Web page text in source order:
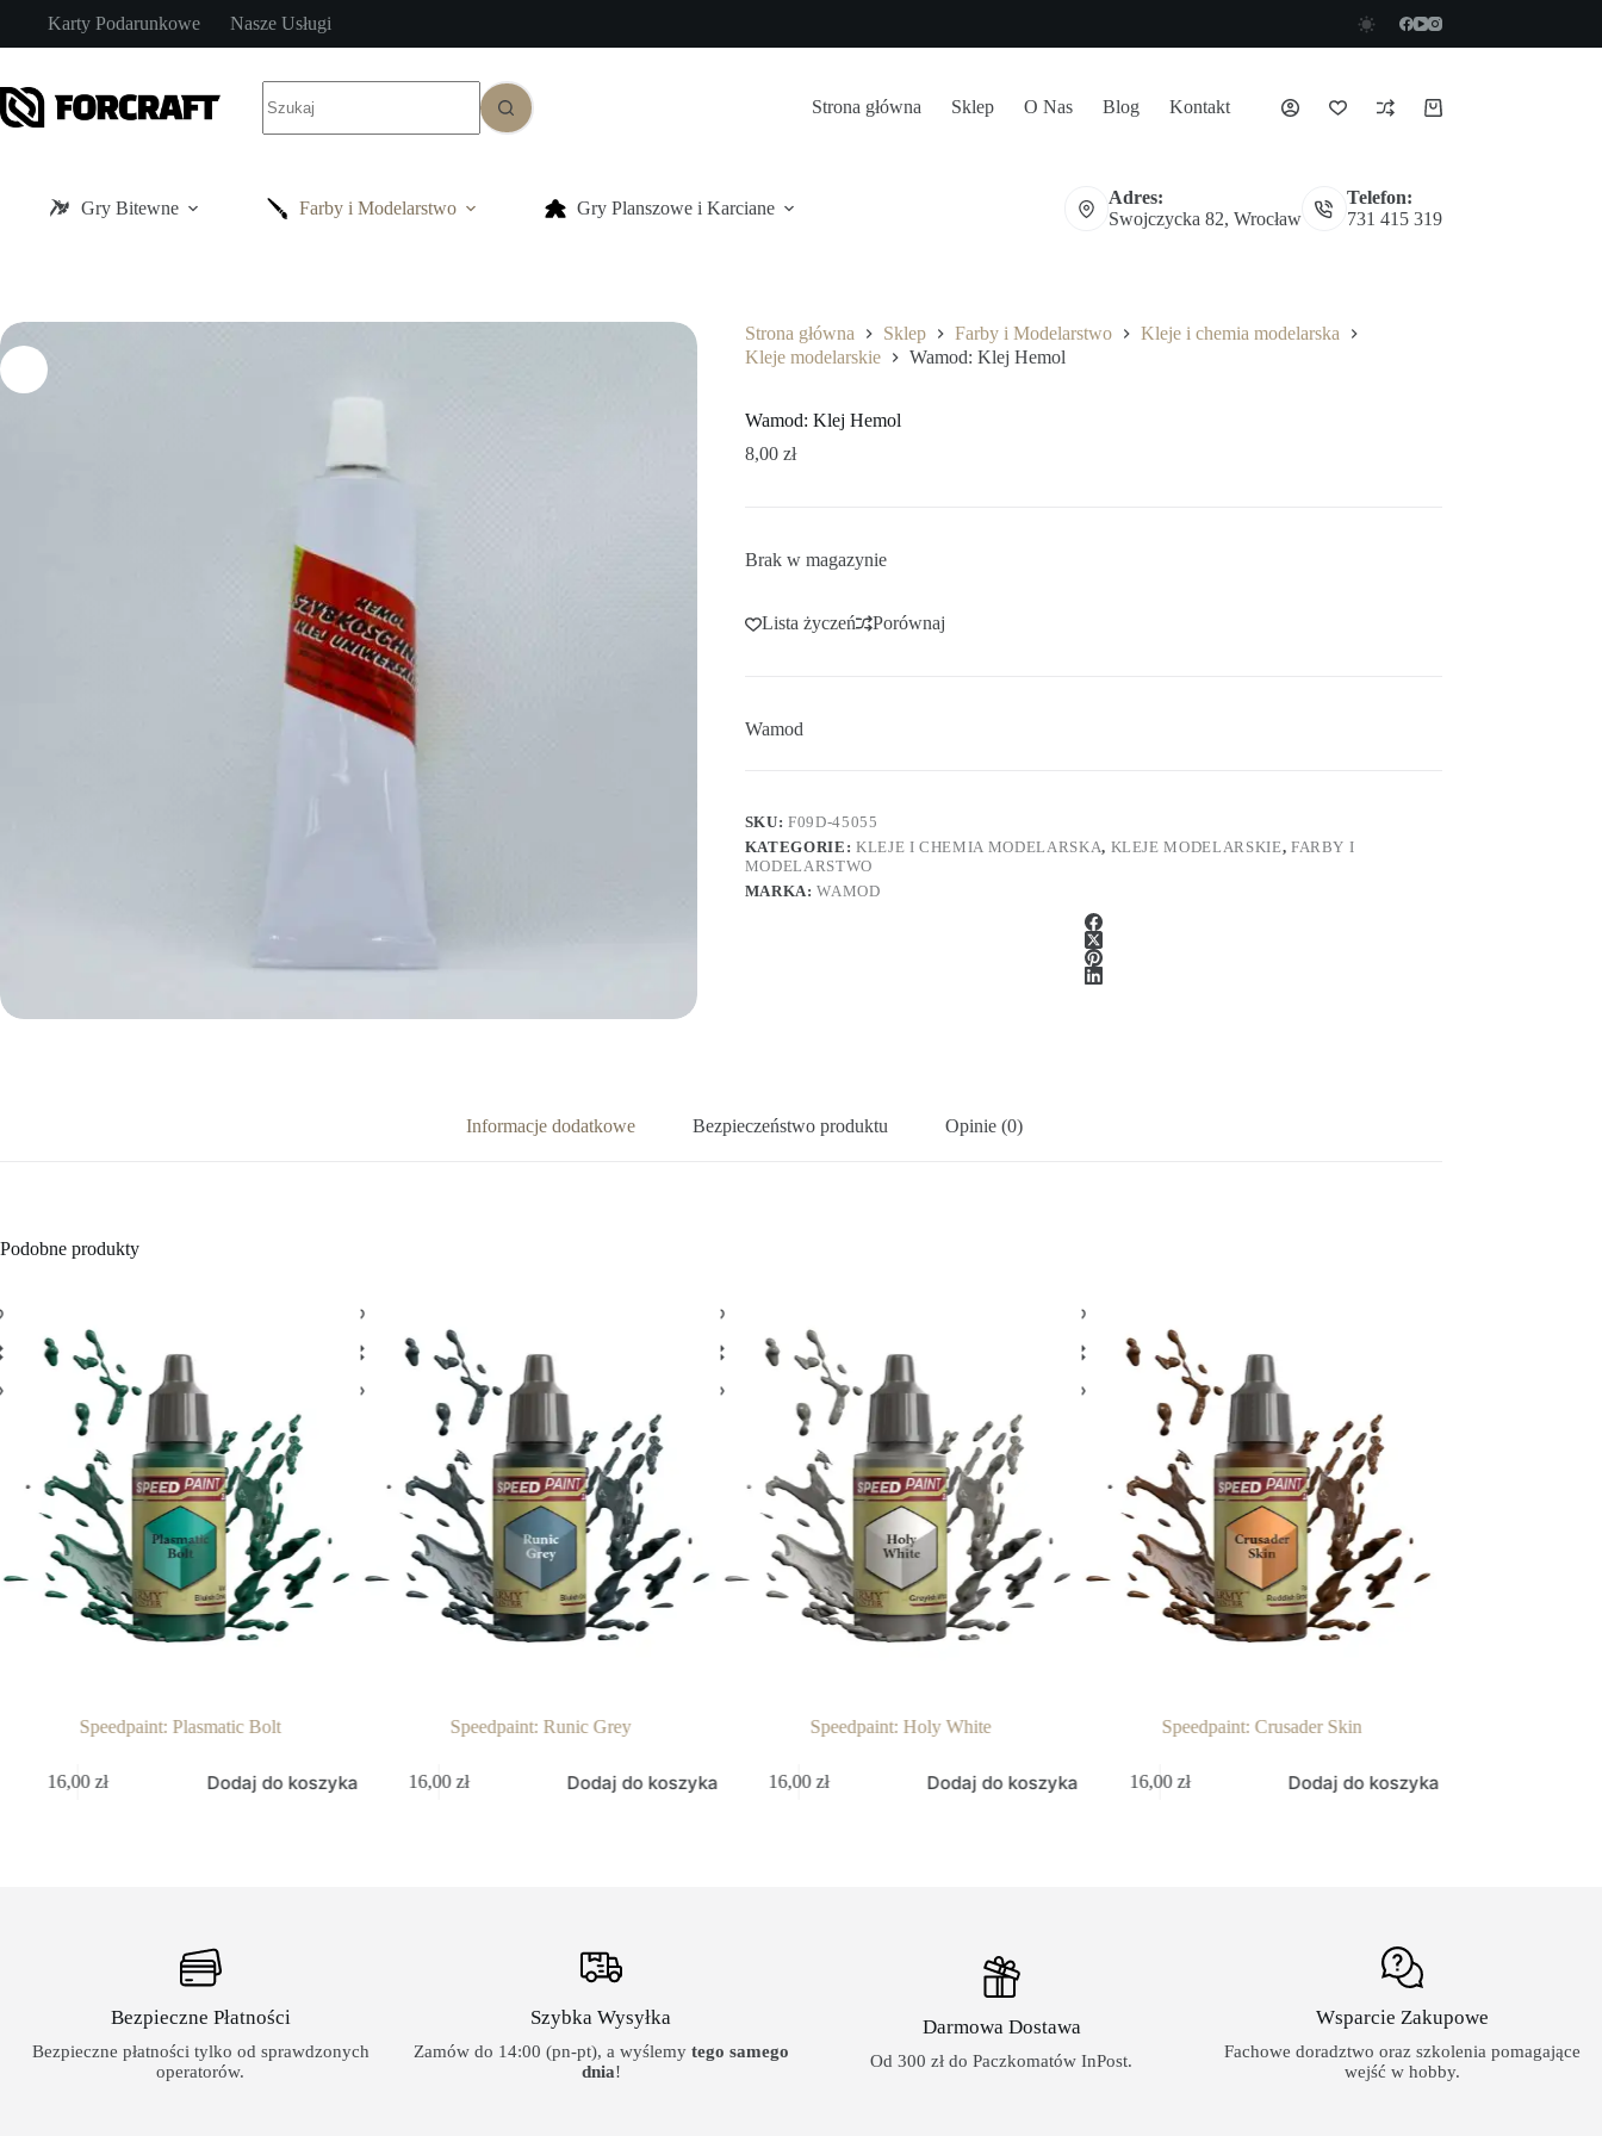
treści
Karty Podarunkowe Nasze Usługi
wyników
Strona główna Sklep O Nas Blog Kontakt Koszyk
Gry Bitewne Farby i Modelarstwo Gry Planszowe i Karciane
Adres:
Swojczycka 82, Wrocław
Telefon:
731 415 319
Strona główna Sklep Farby i Modelarstwo
Kleje i chemia modelarska
Kleje modelarskie
Wamod: Klej Hemol
Wamod: Klej Hemol
8,00 zł
Brak w magazynie
Lista życzeń Porównaj
Wamod
SKU:F09D-45055
KATEGORIE: KLEJE I CHEMIA MODELARSKA, KLEJE MODELARSKIE, FARBY I
MODELARSTWO
MARKA:WAMOD
Informacje dodatkowe Bezpieczeństwo produktu Opinie (0)
Podobne produkty
Plasmatic Bolt
Dodaj do koszyka
Speedpaint: Runic Grey
16,00zł Dodaj do koszyka
Speedpaint: Holy White
16,00zł Dodaj do koszyka
Speedpaint: Crusader Skin
16,00zł Dodaj do koszyka 16,00zł
Bezpieczne Płatności
Bezpieczne płatności tylko od sprawdzonych
operatorów.
Szybka Wysyłka
Zamów do 14:00 (pn-pt), a wyślemy tego samego
dnia!
Darmowa Dostawa
Od 300 zł do Paczkomatów InPost.
Wsparcie Zakupowe
Fachowe doradztwo oraz szkolenia pomagające
wejść w hobby.